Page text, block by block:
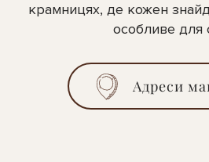
крамницях, де кожен
особливе для
Адреси